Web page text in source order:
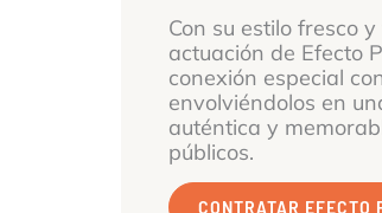
Con su estilo fresco
actuación de Efecto
conexión especial
envolviéndolos en
auténtica y
públicos.
CONTRATAR EFECTO